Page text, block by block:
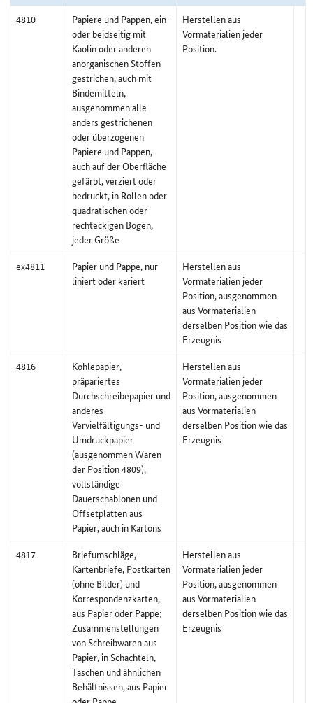
4810
Papiere und Pappen, ein-
oder beidseitig mit
Kaolin oder anderen
anorganischen Stoffen
gestrichen, auch mit
Bindemitteln,
ausgenommen alle
anders gestrichenen
oder überzogenen
Papiere und Pappen,
auch auf der Oberfläche
gefärbt, verziert oder
bedruckt, in Rollen oder
quadratischen oder
rechteckigen Bogen,
jeder Größe
Herstellen aus
Vormaterialien jeder
Position.
ex4811
Papier und Pappe, nur
liniert oder kariert
Herstellen aus
Vormaterialien jeder
Position, ausgenommen
aus Vormaterialien
derselben Position wie das
Erzeugnis
4816
Kohlepapier,
präpariertes
Durchschreibepapier und
anderes
Vervielfältigungs- und
Umdruckpapier
(ausgenommen Waren
der Position 4809),
vollständige
Dauerschablonen und
Offsetplatten aus
Papier, auch in Kartons
Herstellen aus
Vormaterialien jeder
Position, ausgenommen
aus Vormaterialien
derselben Position wie das
Erzeugnis
4817
Briefumschläge,
Kartenbriefe, Postkarten
(ohne Bilder) und
Korrespondenzkarten,
aus Papier oder Pappe;
Zusammenstellungen
von Schreibwaren aus
Papier, in Schachteln,
Taschen und ähnlichen
Behältnissen, aus Papier
Herstellen aus
Vormaterialien jeder
Position, ausgenommen
aus Vormaterialien
derselben Position wie das
Erzeugnis